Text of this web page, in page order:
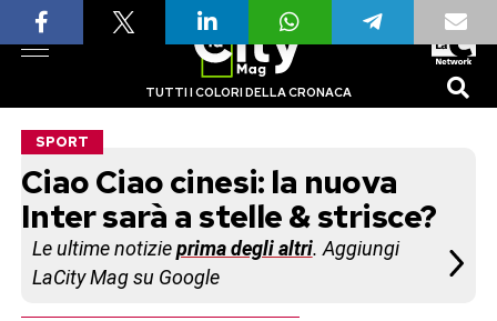
TUTTI I COLORI DELLA CRONACA
SPORT
Ciao Ciao cinesi: la nuova
Inter sarà a stelle & strisce?
Le ultime notizieprima degli altri. Aggiungi
LaCity Mag su Google